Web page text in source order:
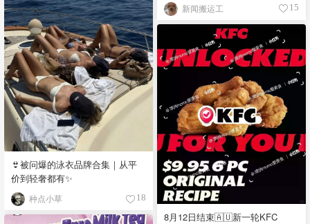
新闻搬运工 15
👙被问爆的泳衣品牌合集｜从平
价到轻奢都有✨
种点小草 18
8月12日结束🇦🇺新一轮KFC